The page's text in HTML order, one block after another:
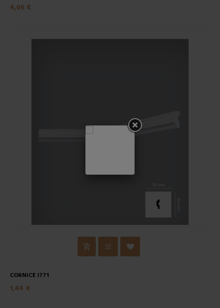
4,06 €
CORNICE I771
1,44 €